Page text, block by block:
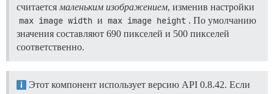
считается маленьким изображением, изменив настройки
max image width и max image height . По умолчанию
значения составляют 690 пикселей и 500 пикселей
соответственно.
Этот компонент использует версию API 0.8.42. Если